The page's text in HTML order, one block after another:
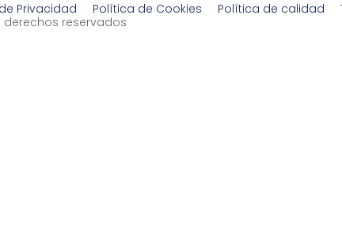
Privacidad Política de Cookies Política de calidad
derechos reservados